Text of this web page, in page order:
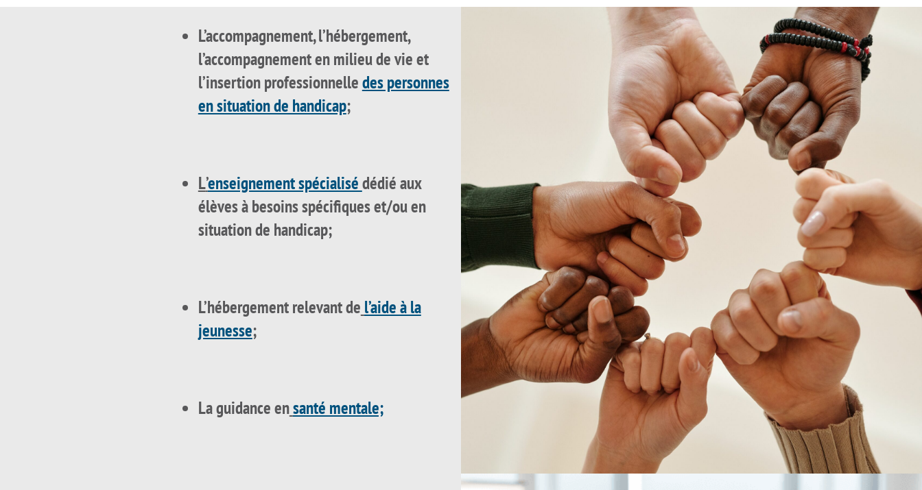
L’accompagnement, l’hébergement,
l’accompagnement en milieu de vie et
l’insertion professionnelledes personnes
en situation de handicap;
L’enseignement spécialisédédié aux
élèves à besoins spécifiques et/ou en
situation de handicap;
L’hébergement relevant de l’aide à la
jeunesse;
La guidance ensanté mentale;